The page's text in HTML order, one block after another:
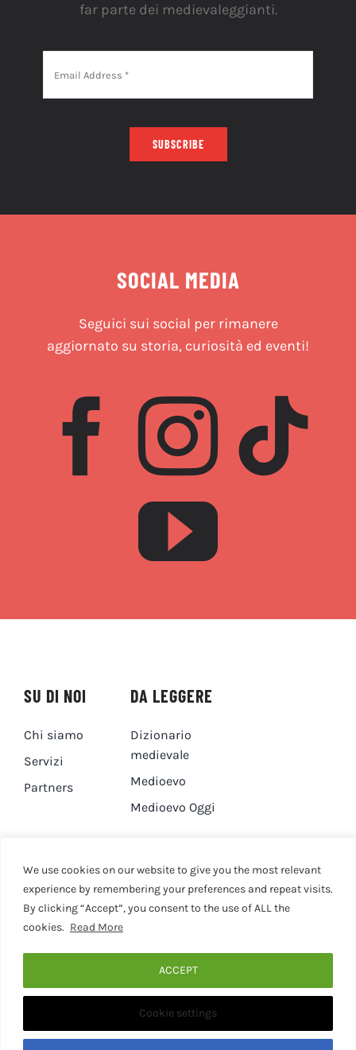
We use cookies on our website to give you the most relevant
experience by remembering your preferences and repeat visits.
By clicking “Accept”, you consent to the use of ALL the
cookies. Read More
Cookie settings
ACCEPT
far parte dei medievaleggianti.
SUBSCRIBE
SOCIAL MEDIA
Seguici sui social per rimanere
aggiornato su storia, curiosità ed eventi!
SU DI NOI
Chi siamo
Servizi
Partners
DA LEGGERE
Dizionario
medievale
Medioevo
Medioevo Oggi
DA GUARDARE
Canale YouTube
CONTATTI
Contatti
© 2020 - 2026 • Medievaleggiando • All Rights Reserved •
Designed by Martina Corona • Associazione Culturale